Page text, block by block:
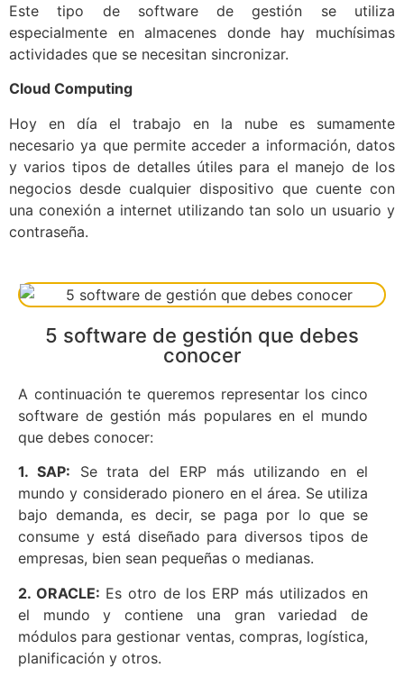
Este tipo de software de gestión se utiliza
especialmente en almacenes donde hay muchísimas
actividades que se necesitan sincronizar.
Cloud Computing
Hoy en día el trabajo en la nube es sumamente
necesario ya que permite acceder a información, datos
y varios tipos de detalles útiles para el manejo de los
negocios desde cualquier dispositivo que cuente con
una conexión a internet utilizando tan solo un usuario y
contraseña.
5 software de gestión que debes
conocer
A continuación te queremos representar los cinco
software de gestión más populares en el mundo
que debes conocer:
1. SAP: Se trata del ERP más utilizando en el
mundo y considerado pionero en el área. Se utiliza
bajo demanda, es decir, se paga por lo que se
consume y está diseñado para diversos tipos de
empresas, bien sean pequeñas o medianas.
2. ORACLE: Es otro de los ERP más utilizados en
el mundo y contiene una gran variedad de
módulos para gestionar ventas, compras, logística,
planificación y otros.